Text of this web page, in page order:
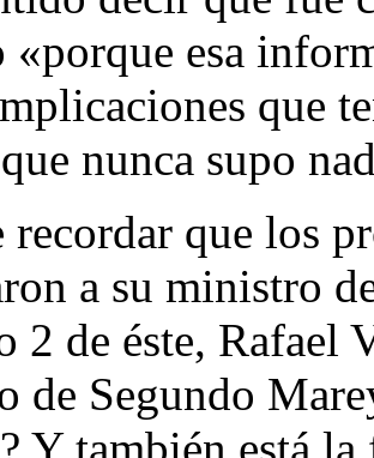
«porque esa
que
nunca supo
recordar que los
a su ministro
2 de éste, Rafael
de Segundo
Y también está